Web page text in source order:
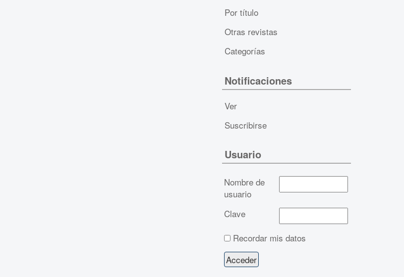
Por título
Otras revistas
Categorías
Notificaciones
Ver
Suscribirse
Usuario
Nombre de
usuario
Clave
Recordar mis datos